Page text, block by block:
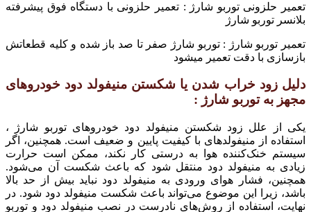
تعمیر حلزونی توربو شارژ : تعمیر حلزونی با دستگاه فوق پیشرفته
بلانسر توربو شارژ
تعمیر توربو شارژ : توربو شارژ صفر تا صد باز شده و کلیه قطعاتش
بازسازی با دقت تعمیر میشود
دلیل زود خراب شدن یا شکستن منیفولد دود خودروهای
مجهز به توربو شارژ :
یکی از علل زود شکستن منیفولد دود خودروهای توربو شارژ ،
استفاده از منیفولد‌های با کیفیت پایین و ضعیف است. همچنین، اگر
سیستم خنک‌کننده هوا به درستی کار نکند، ممکن است حرارت
زیادی به منیفولد دود منتقل شود که باعث شکست آن می‌شود.
همچنین، فشار هوای ورودی به منیفولد دود نباید بیش از حد بالا
باشد، زیرا این موضوع می‌تواند باعث شکست منیفولد دود شود. در
نهایت، استفاده از روش‌های نادرست در نصب منیفولد دود و توربو